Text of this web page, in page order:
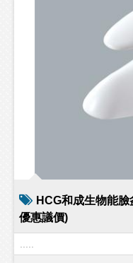
HCG和成生物能
優惠議價)